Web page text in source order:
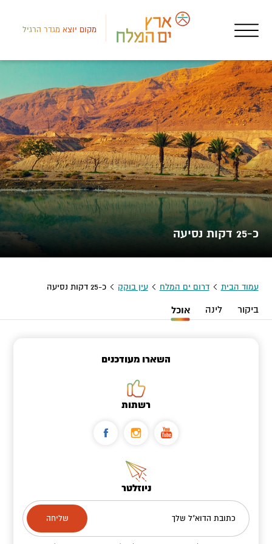
מקום יוצא מגדר הרגיל
כ-25 דקות נסיעה
עמוד הבית דרום ים המלח עין בוקק כ-25 דקות נסיעה
ביקור לינה אוכל
השארו מעודכנים
רשתות
ניוזלטר
כתובת הדוא"ל שלך